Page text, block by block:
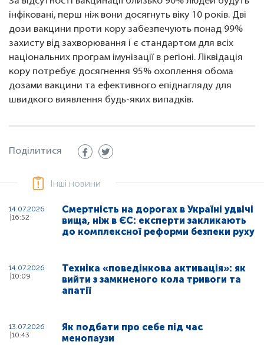
інфіковані, перш ніж вони досягнуть віку 10 років. Дві
дози вакцини проти кору забезпечують понад 99%
захисту від захворювання і є стандартом для всіх
національних програм імунізації в регіоні. Ліквідація
кору потребує досягнення 95% охоплення обома
дозами вакцини та ефективного епіднагляду для
швидкого виявлення будь-яких випадків.
Поділитися
Інші новини
14.07.2026
16:52
Смертність на дорогах в Україні удвічі
вища, ніж в ЄС: експерти закликають
до комплексної реформи безпеки руху
14.07.2026
10:09
Техніка «поведінкова активація»: як
вийти з замкненого кола тривоги та
апатії
13.07.2026
10:43
Як подбати про себе під час
менопаузи